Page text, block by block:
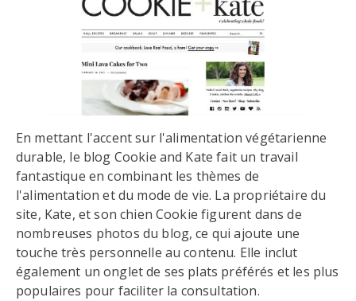
En mettant l'accent sur l'alimentation végétarienne
durable, le blog Cookie and Kate fait un travail
fantastique en combinant les thèmes de
l'alimentation et du mode de vie. La propriétaire du
site, Kate, et son chien Cookie figurent dans de
nombreuses photos du blog, ce qui ajoute une
touche très personnelle au contenu. Elle inclut
également un onglet de ses plats préférés et les plus
populaires pour faciliter la consultation.